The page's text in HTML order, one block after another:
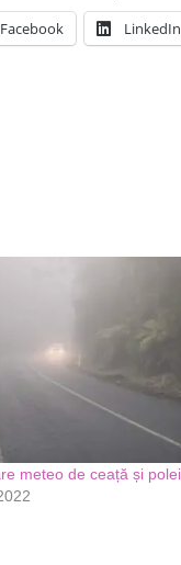
Facebook LinkedIn
meteo de ceață și polei